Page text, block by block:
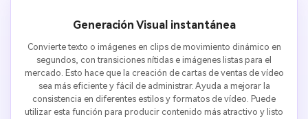
Generación Visual instantánea
Convierte texto o imágenes en clips de movimiento dinámico en
segundos, con transiciones nítidas e imágenes listas para el
mercado. Esto hace que la creación de cartas de ventas de vídeo
sea más eficiente y fácil de administrar. Ayuda a mejorar la
consistencia en diferentes estilos y formatos de vídeo. Puede
utilizar esta función para producir contenido más atractivo y listo